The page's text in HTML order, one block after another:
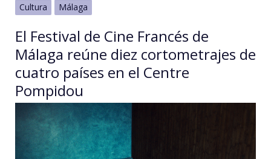
Cultura Málaga
El Festival de Cine Francés de
Málaga reúne diez cortometrajes de
cuatro países en el Centre
Pompidou